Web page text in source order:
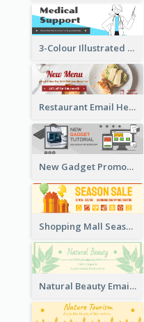
3-Colour Illustrated Email Header About Medical Support Service
Restaurant Email Header With Photo Of Meal
New Gadget Promote Email Header
Shopping Mall Season Sale Email Header
Natural Beauty Email Header